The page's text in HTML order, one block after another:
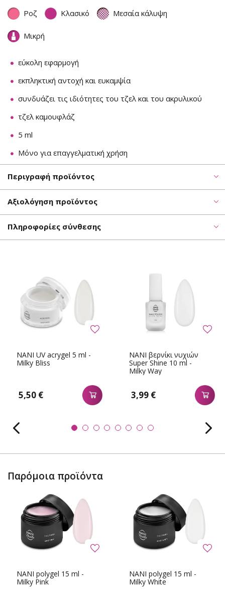
Ροζ Κλασικό Μεσαία κάλυψη
Μικρή
εύκολη εφαρμογή
εκπληκτική αντοχή και ευκαμψία
συνδυάζει τις ιδιότητες του τζελ και του ακρυλικού
τζελ καμουφλάζ
5 ml
Μόνο για επαγγελματική χρήση
Περιγραφή προϊόντος
Αξιολόγηση προϊόντος
Πληροφορίες σύνθεσης
NANI UV acrygel 5 ml -
Milky Bliss
5,50 €
NANI βερνίκι νυχιών
Super Shine 10 ml -
Milky Way
3,99 €
Παρόμοια προϊόντα
NANI polygel 15 ml -
Milky Pink
NANI polygel 15 ml -
Milky White